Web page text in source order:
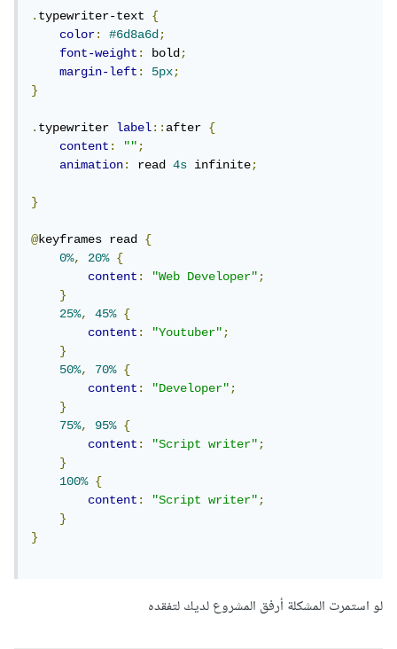
.typewriter-text {
color: #6d8a6d;
font-weight: bold;
margin-left: 5px;
}
.typewriter label::after {
content: "";
animation: read 4s infinite;
}
@keyframes read {
0%, 20%
{
content: "Web Developer";
}
25%, 45%
{
content: "Youtuber";
}
50%, 70%
{
content: "Developer";
}
75%, 95%
{
content: "Script writer";
}
100%
{
content: "Script writer";
}
}
لو استمرت المشكلة أرفق المشروع لديك لتفقده